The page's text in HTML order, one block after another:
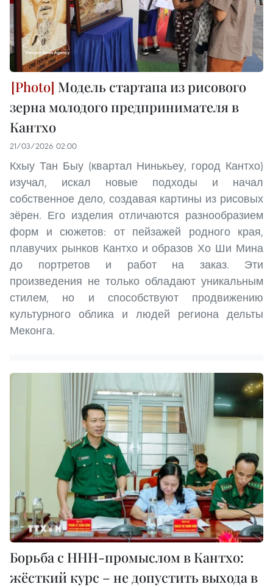
Модель стартапа из рисового
зерна молодого предпринимателя в
Кантхо
21/03/2026 02:00
Кхыу Тан Быу (квартал Нинькьеу, город Кантхо)
изучал, искал новые подходы и начал
собственное дело, создавая картины из рисовых
зёрен. Его изделия отличаются разнообразием
форм и сюжетов: от пейзажей родного края,
плавучих рынков Кантхо и образов Хо Ши Мина
до портретов и работ на заказ. Эти
произведения не только обладают уникальным
стилем, но и способствуют продвижению
культурного облика и людей региона дельты
Меконга.
Борьба с ННН-промыслом в Кантхо:
жёсткий курс – не допустить выхода в